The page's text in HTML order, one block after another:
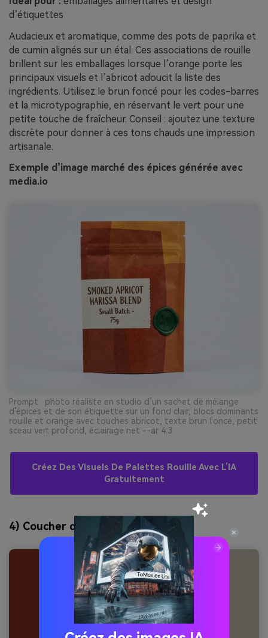
d’étiquettes
Audacieux et aromatique, comme des pots de paprika et
de cumin alignés sur un étal. Ces associations de rouille
brillent sur les emballages lorsque l’orange porte les
principaux visuels et l’abricot adoucit la liste des
ingrédients. Utilisez le brun foncé pour les codes-barres
et la microtypographie, en réservant le vert pour une
petite touche de fraîcheur. Conseil : ajoutez une texture
discrète pour donner à ces tons chauds une impression
artisanale.
Exemple d’image marché des épices générée avec
media.io
Prompt : photo réaliste en studio d’un sachet de mélange
d’épices et de son étiquette sur un fond clair, blocs dominants
rouille et orange avec touches abricot, texte brun foncé, petit
sceau vert profond, éclairage net --ar 4:3
Créez Des Visuels De Palettes Rouille Avec L’IA
Gratuitement
4) Coucher de cuivre